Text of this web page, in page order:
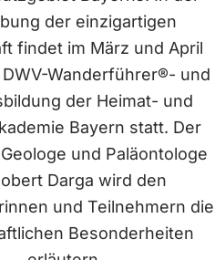
der einzigartigen
findet im März und April
Wanderführer®- und
der Heimat- und
Bayern statt. Der
und Paläontologe
Darga wird den
und Teilnehmern die
Besonderheiten